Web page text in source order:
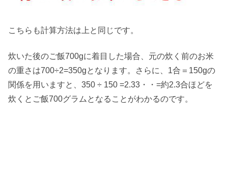
こちらも計算方法は上と同じです。
炊いた後のご飯700gに着目した場合、元の炊く前のお米
の重さは700÷2=350gとなります。さらに、1合＝150gの
関係を用いますと、350 ÷ 150 =2.33・・=約2.3合ほどを
炊くとご飯700グラムとなることがわかるのです。